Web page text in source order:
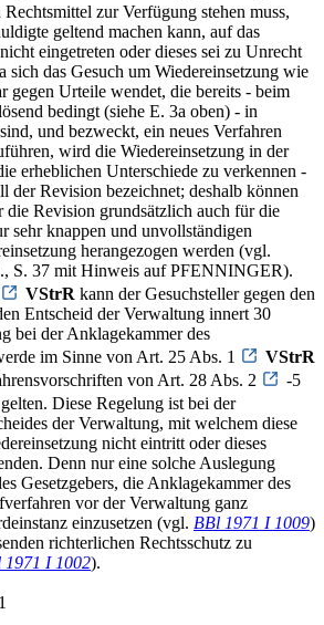
Rechtsmittel zur Verfügung stehen muss,
geltend machen kann, auf das
eingetreten oder dieses sei zu Unrecht
sich das Gesuch um Wiedereinsetzung wie
gegen Urteile wendet, die bereits - beim
bedingt (siehe E. 3a oben) - in
und bezweckt, ein neues Verfahren
wird die Wiedereinsetzung in der
erheblichen Unterschiede zu verkennen -
der Revision bezeichnet; deshalb können
die Revision grundsätzlich auch für die
sehr knappen und unvollständigen
herangezogen werden (vgl.
S. 37 mit Hinweis auf PFENNINGER).
VStrR kann der Gesuchsteller gegen den
Entscheid der Verwaltung innert 30
bei der Anklagekammer des
im Sinne von Art. 25 Abs. 1
VStrR
von Art. 28 Abs. 2
-5
Diese Regelung ist bei der
der Verwaltung, mit welchem diese
nicht eintritt oder dieses
Denn nur eine solche Auslegung
Gesetzgebers, die Anklagekammer des
vor der Verwaltung ganz
einzusetzen (vgl. BBl 1971 I 1009)
richterlichen Rechtsschutz zu
1971 I 1002).